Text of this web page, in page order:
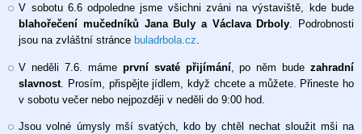
V sobotu 6.6 odpoledne jsme všichni zváni na výstaviště, kde bude
blahořečení mučedníků Jana Buly a Václava Drboly. Podrobnosti
jsou na zvláštní stránce buladrbola.cz.
V neděli 7.6. máme první svaté přijímání, po něm budezahradní
slavnost. Prosím, přispějte jídlem, když chcete a můžete. Přineste ho
v sobotu večer nebo nejpozději v neděli do 9:00 hod.
Jsou volné úmysly mší svatých, kdo by chtěl nechat sloužit mši na